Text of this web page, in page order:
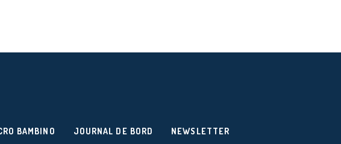
BAMBINO JOURNAL DE BORD NEWSLETTER